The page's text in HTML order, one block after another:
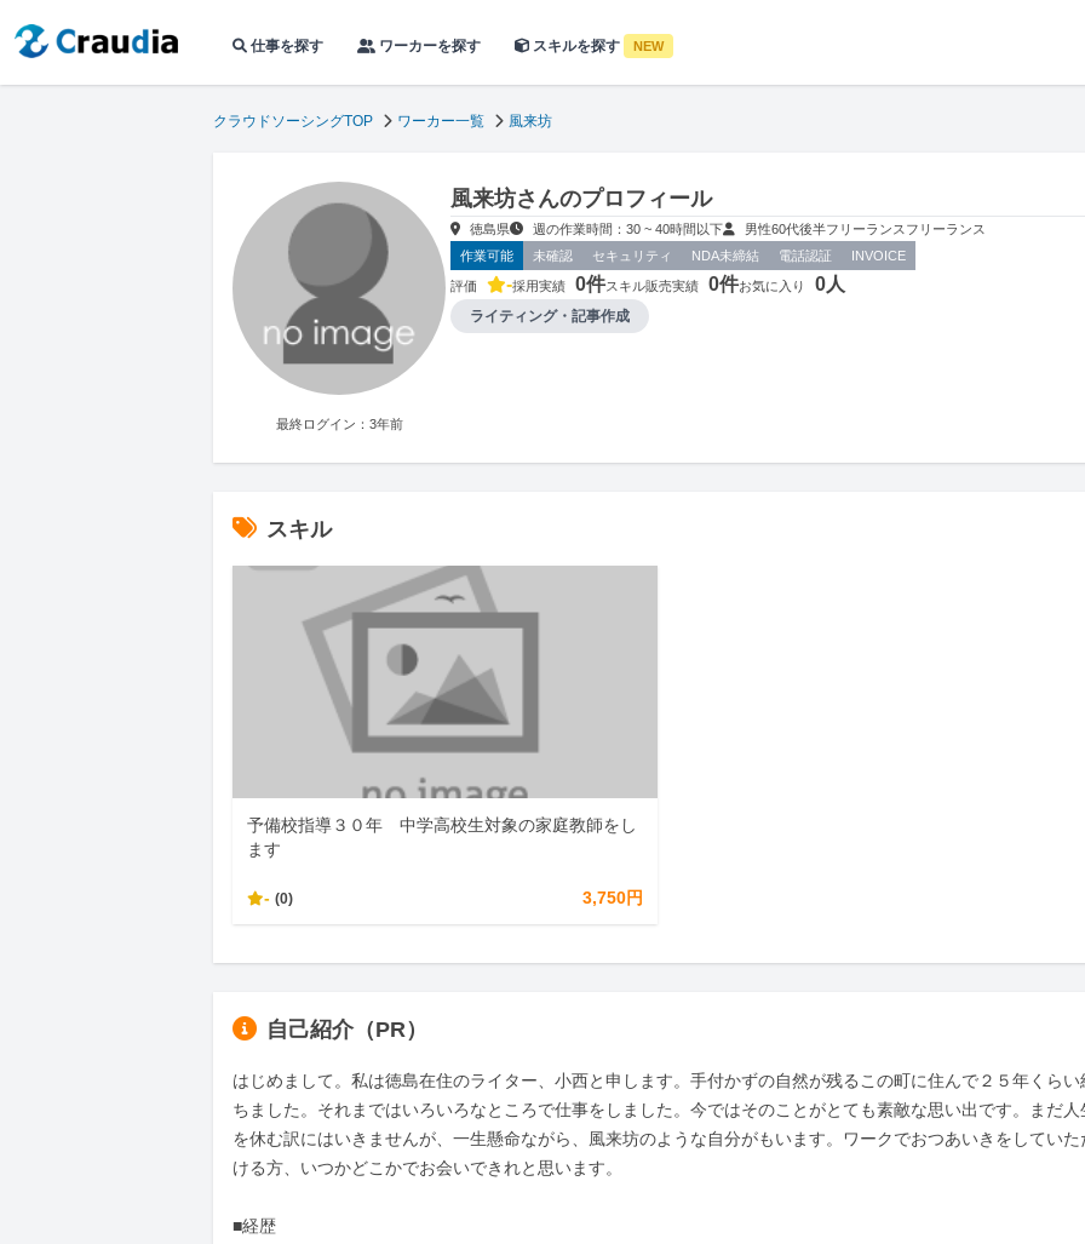
仕事を探す ワーカーを探す スキルを探す NEW
クラウドソーシングTOP ワーカー一覧 風来坊
最終ログイン：3年前
風来坊さんのプロフィール
徳島県 週の作業時間：30 ~ 40時間以下 男性60代後半フリーランス フリーランス
作業可能
未確認 セキュリティ NDA未締結 電話認証 INVOICE
評価 -採用実績 0件スキル販売実績 0件お気に入り 0人
ライティング・記事作成
スキル
予備校指導３０年 中学高校生対象の家庭教師をし
ます
- (0) 3,750円
自己紹介（PR）
はじめまして。私は徳島在住のライター、小西と申します。手付かずの自然が残るこの町に住んで２５年くらい
ちました。それまではいろいろなところで仕事をしました。今ではそのことがとても素敵な思い出です。まだ人
を休む訳にはいきませんが、一生懸命ながら、風来坊のような自分がもいます。ワークでおつあいきをしていた
ける方、いつかどこかでお会いできれと思います。
■経歴